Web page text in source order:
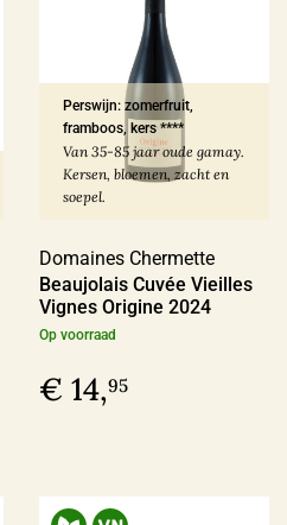
Perswijn: zomerfruit,
framboos, kers ****
Van 35-85 jaar oude gamay.
Kersen, bloemen, zacht en
soepel.
Domaines Chermette
Beaujolais Cuvée Vieilles
Vignes Origine 2024
Op voorraad
€ 14,95